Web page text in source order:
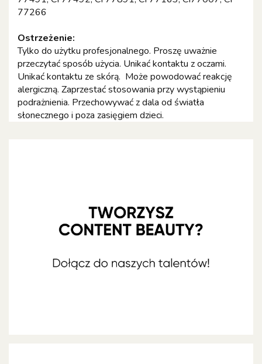
77266
Ostrzeżenie:
Tylko do użytku profesjonalnego. Proszę uważnie
przeczytać sposób użycia. Unikać kontaktu z oczami.
Unikać kontaktu ze skórą. Może powodować reakcję
alergiczną. Zaprzestać stosowania przy wystąpieniu
podrażnienia. Przechowywać z dala od światła
słonecznego i poza zasięgiem dzieci.